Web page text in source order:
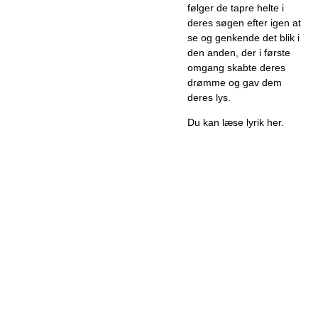
følger de tapre helte i
deres søgen efter igen at
se og genkende det blik i
den anden, der i første
omgang skabte deres
drømme og gav dem
deres lys.
Du kan læse lyrik her.